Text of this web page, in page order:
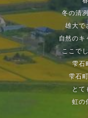
冬の清
雄大で
自然のキ
ここで
雫石
雫石
とて
虹の